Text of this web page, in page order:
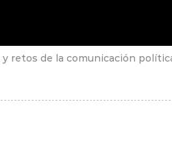
y retos de la comunicación